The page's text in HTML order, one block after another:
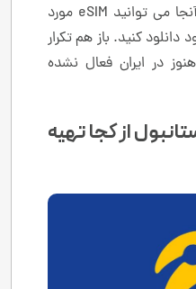
برای eSIM مراجعه کنید. در آنجا می توانید eSIM مورد
کنید. باز هم تکرار
در ایران فعال نشده
از کجا تهیه